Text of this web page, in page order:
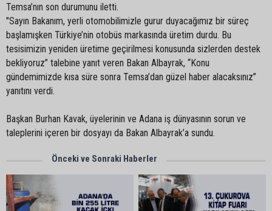
Temsa’nın son durumunu iletti.
"Sayın Bakanım, yerli otomobilimizle gurur duyacağımız bir süreç
başlamışken Türkiye’nin otobüs markasında üretim durdu. Bu
tesisimizin yeniden üretime geçirilmesi konusunda sizlerden destek
bekliyoruz” talebine yanıt veren Bakan Albayrak, “Konu
gündemimizde kısa süre sonra Temsa’dan güzel haber alacaksınız”
yanıtını verdi.
Başkan Burhan Kavak, üyelerinin ve Adana iş dünyasının sorun ve
taleplerini içeren bir dosyayı da Bakan Albayrak’a sundu.
Önceki ve Sonraki Haberler